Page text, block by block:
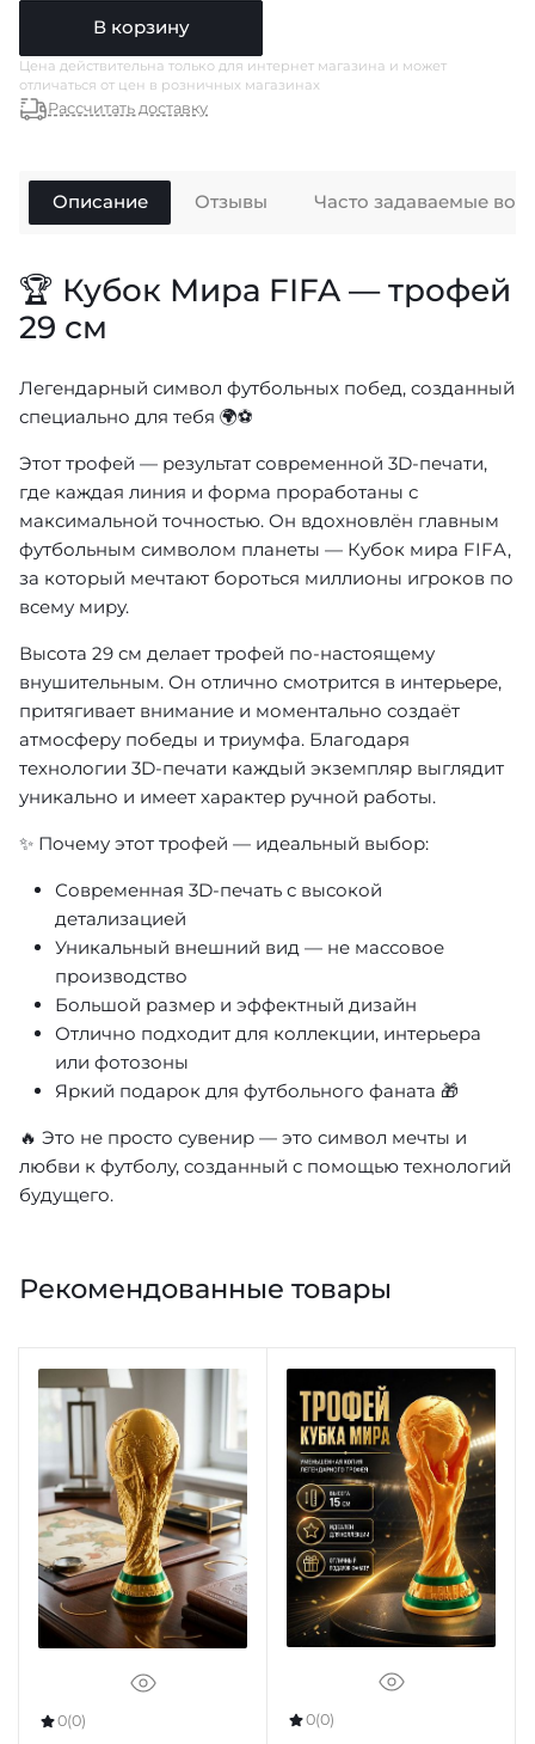
В корзину
Цена действительна только для интернет магазина и может
отличаться от цен в розничных магазинах
Рассчитать доставку
Описание
🏆 Кубок Мира FIFA — трофей
29 см
Легендарный символ футбольных побед, созданный
специально для тебя 🌍⚽
Этот трофей — результат современной 3D-печати,
где каждая линия и форма проработаны с
максимальной точностью. Он вдохновлён главным
футбольным символом планеты — Кубок мира FIFA,
за который мечтают бороться миллионы игроков по
всему миру.
Высота 29 см делает трофей по-настоящему
внушительным. Он отлично смотрится в интерьере,
притягивает внимание и моментально создаёт
атмосферу победы и триумфа. Благодаря
технологии 3D-печати каждый экземпляр выглядит
уникально и имеет характер ручной работы.
✨ Почему этот трофей — идеальный выбор:
Современная 3D-печать с высокой
детализацией
Уникальный внешний вид — не массовое
производство
Большой размер и эффектный дизайн
Отлично подходит для коллекции, интерьера
или фотозоны
Яркий подарок для футбольного фаната 🎁
🔥 Это не просто сувенир — это символ мечты и
любви к футболу, созданный с помощью технологий
будущего.
Отзывы Часто задаваемые
Рекомендованные товары
0(0) 0(0)